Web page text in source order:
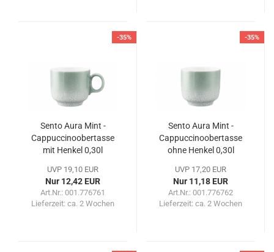
-35%
Sento Aura Mint -
Cappuccinoobertasse
mit Henkel 0,30l
UVP 19,10 EUR
Nur 12,42 EUR
Art.Nr.: 001.776761
Lieferzeit: ca. 2 Wochen
-35%
Sento Aura Mint -
Cappuccinoobertasse
ohne Henkel 0,30l
UVP 17,20 EUR
Nur 11,18 EUR
Art.Nr.: 001.776762
Lieferzeit: ca. 2 Wochen